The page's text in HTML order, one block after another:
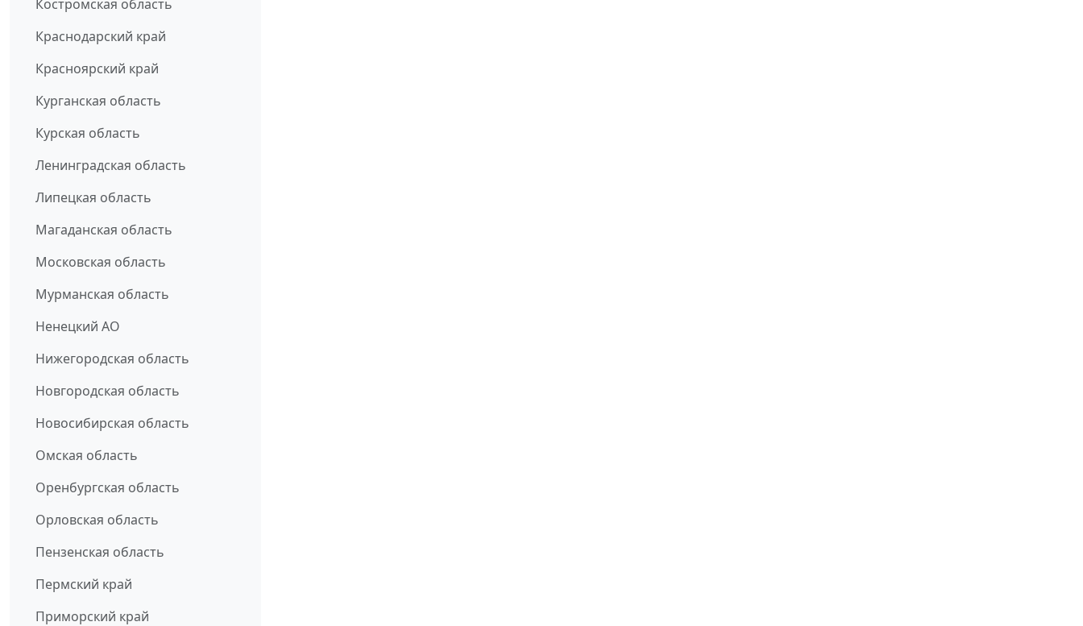
Костромская область
Краснодарский край
Красноярский край
Курганская область
Курская область
Ленинградская область
Липецкая область
Магаданская область
Московская область
Мурманская область
Ненецкий АО
Нижегородская область
Новгородская область
Новосибирская область
Омская область
Оренбургская область
Орловская область
Пензенская область
Пермский край
Приморский край